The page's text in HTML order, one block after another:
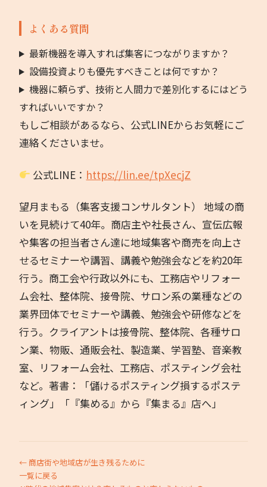
よくある質問
最新機器を導入すれば集客につながりますか？
設備投資よりも優先すべきことは何ですか？
機器に頼らず、技術と人間力で差別化するにはどう
すればいいですか？
もしご相談があるなら、公式LINEからお気軽にご
連絡くださいませ。
公式LINE： https://lin.ee/tpXecjZ
望月まもる（集客支援コンサルタント） 地域の商
いを見続けて40年。商店主や社長さん、宣伝広報
や集客の担当者さん達に地域集客や商売を向上さ
せるセミナーや講習、講義や勉強会などを約20年
行う。商工会や行政以外にも、工務店やリフォー
ム会社、整体院、接骨院、サロン系の業種などの
業界団体でセミナーや講義、勉強会や研修などを
行う。クライアントは接骨院、整体院、各種サロ
ン業、物販、通販会社、製造業、学習塾、音楽教
室、リフォーム会社、工務店、ポスティング会社
など。著書：「儲けるポスティング損するポステ
ィング」「『集める』から『集まる』店へ」
← 商店街や地域店が生き残るために
一覧に戻る